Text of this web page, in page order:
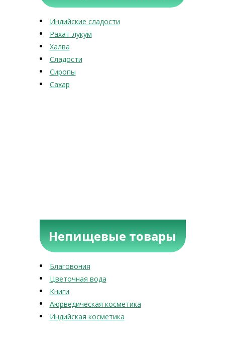
Индийские сладости
Рахат-лукум
Халва
Сладости
Сиропы
Сахар
Непищевые товары
Благовония
Цветочная вода
Книги
Аюрведическая косметика
Индийская косметика